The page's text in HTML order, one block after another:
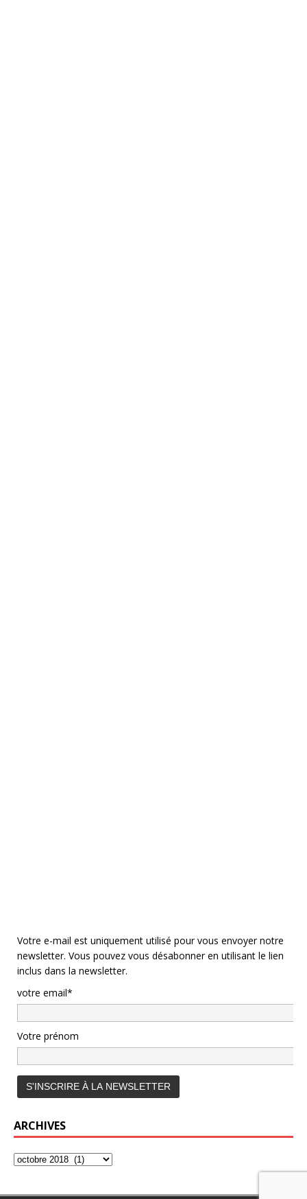
Votre e-mail est uniquement utilisé pour vous envoyer notre
newsletter. Vous pouvez vous désabonner en utilisant le lien
inclus dans la newsletter.
votre email*
Votre prénom
ARCHIVES